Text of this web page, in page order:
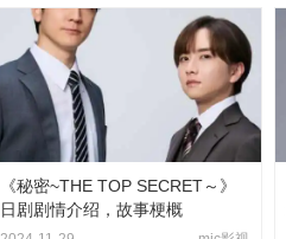
《秘密~THE TOP SECRET～》
日剧剧情介绍，故事梗概